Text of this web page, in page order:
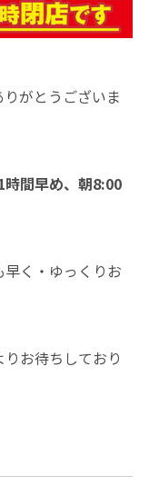
がとうございま
時間早め、朝8:00
く・ゆっくりお
お待ちしており